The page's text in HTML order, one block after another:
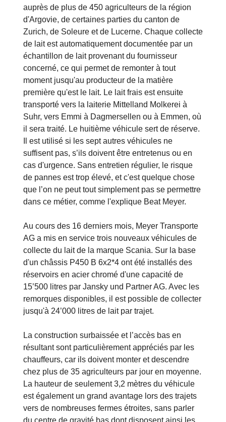
auprès de plus de 450 agriculteurs de la région
d'Argovie, de certaines parties du canton de
Zurich, de Soleure et de Lucerne. Chaque collecte
de lait est automatiquement documentée par un
échantillon de lait provenant du fournisseur
concerné, ce qui permet de remonter à tout
moment jusqu'au producteur de la matière
première qu'est le lait. Le lait frais est ensuite
transporté vers la laiterie Mittelland Molkerei à
Suhr, vers Emmi à Dagmersellen ou à Emmen, où
il sera traité. Le huitième véhicule sert de réserve.
Il est utilisé si les sept autres véhicules ne
suffisent pas, s’ils doivent être entretenus ou en
cas d'urgence. Sans entretien régulier, le risque
de pannes est trop élevé, et c'est quelque chose
que l’on ne peut tout simplement pas se permettre
dans ce métier, comme l'explique Beat Meyer.
Au cours des 16 derniers mois, Meyer Transporte
AG a mis en service trois nouveaux véhicules de
collecte du lait de la marque Scania. Sur la base
d'un châssis P450 B 6x2*4 ont été installés des
réservoirs en acier chromé d'une capacité de
15’500 litres par Jansky und Partner AG. Avec les
remorques disponibles, il est possible de collecter
jusqu'à 24’000 litres de lait par trajet.
La construction surbaissée et l’accès bas en
résultant sont particulièrement appréciés par les
chauffeurs, car ils doivent monter et descendre
chez plus de 35 agriculteurs par jour en moyenne.
La hauteur de seulement 3,2 mètres du véhicule
est également un grand avantage lors des trajets
vers de nombreuses fermes étroites, sans parler
du centre de gravité bas dont disposent ainsi les